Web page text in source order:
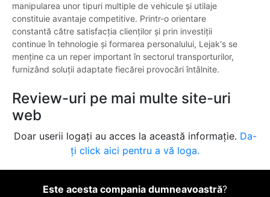
manipularea unor tipuri multiple de vehicule și utilaje
constituie avantaje competitive. Printr-o orientare
constantă către satisfacția clienților și prin investiții
continue în tehnologie și formarea personalului, Lejak's se
menține ca un reper important în sectorul transporturilor,
furnizând soluții adaptate fiecărei provocări întâlnite.
Review-uri pe mai multe site-uri
web
Doar userii logați au acces la această informație. Da-
ți click aici pentru a vă loga.
Este acesta compania dumneavoastră?